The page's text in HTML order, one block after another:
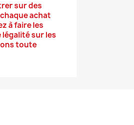
sur des
achat
à faire les
sur les
toute